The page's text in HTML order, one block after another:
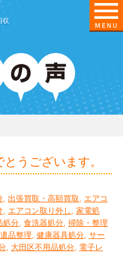
冷蔵庫・洗濯機・エアコン
収
うございます。
, 出張買取・高額買取, エアコ
, エアコン取り外し , 家電処
処分, 食洗器処分, 掃除・整理
遺品整理, 健康器具処分, サー
, 大田区不用品処分, 電子レ